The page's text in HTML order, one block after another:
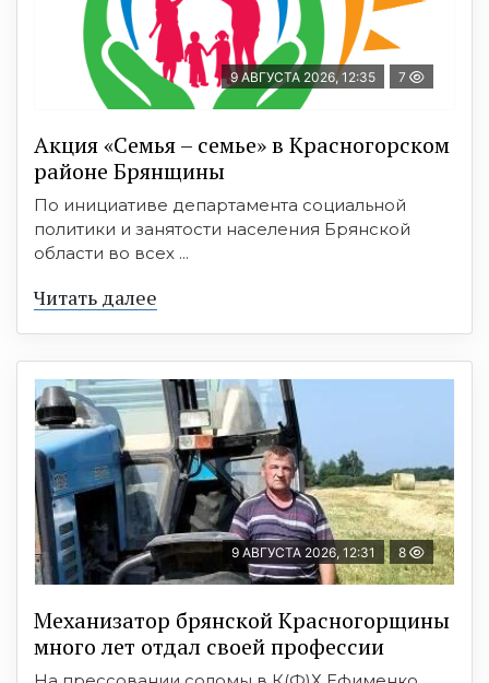
9 АВГУСТА 2026, 12:35 7
Акция «Семья – семье» в Красногорском
районе Брянщины
По инициативе департамента социальной
политики и занятости населения Брянской
области во всех ...
Читать далее
9 АВГУСТА 2026, 12:31 8
Механизатор брянской Красногорщины
много лет отдал своей профессии